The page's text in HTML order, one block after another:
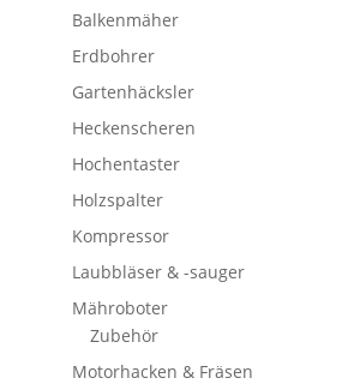
Balkenmäher
Erdbohrer
Gartenhäcksler
Heckenscheren
Hochentaster
Holzspalter
Kompressor
Laubbläser & -sauger
Mähroboter
Zubehör
Motorhacken & Fräsen